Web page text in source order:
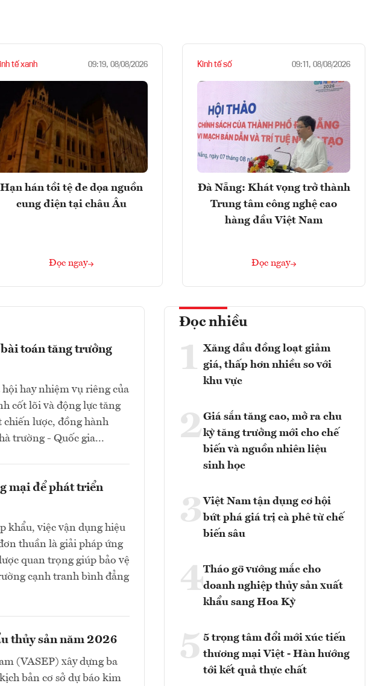
tế xanh 09:19, 08/08/2026
Hạn hán tồi tệ đe dọa nguồn
cung điện tại châu Âu
Đọc ngay
Kinh tế số 09:11, 08/08/2026
Đà Nẵng: Khát vọng trở thành
Trung tâm công nghệ cao
hàng đầu Việt Nam
Đọc ngay
toán tăng trưởng
hay nhiệm vụ riêng của
cốt lõi và động lực tăng
chiến lược, đồng hành
trường - Quốc gia...
mại để phát triển
khẩu, việc vận dụng hiệu
thuần là giải pháp ứng
quan trọng giúp bảo vệ
cạnh tranh bình đẳng
thủy sản năm 2026
(VASEP) xây dựng ba
bản cơ sở dự báo kim
Đọc nhiều
1 Xăng dầu đồng loạt giảm
giá, thấp hơn nhiều so với
khu vực
2Giá sắn tăng cao, mở ra chu
kỳ tăng trưởng mới cho chế
biến và nguồn nhiên liệu
sinh học
3 Việt Nam tận dụng cơ hội
bứt phá giá trị cà phê từ chế
biến sâu
4Tháo gỡ vướng mắc cho
doanh nghiệp thủy sản xuất
khẩu sang Hoa Kỳ
5 5 trọng tâm đổi mới xúc tiến
thương mại Việt - Hàn hướng
tới kết quả thực chất